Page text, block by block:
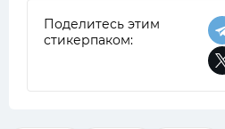
Поделитесь этим
стикерпаком: